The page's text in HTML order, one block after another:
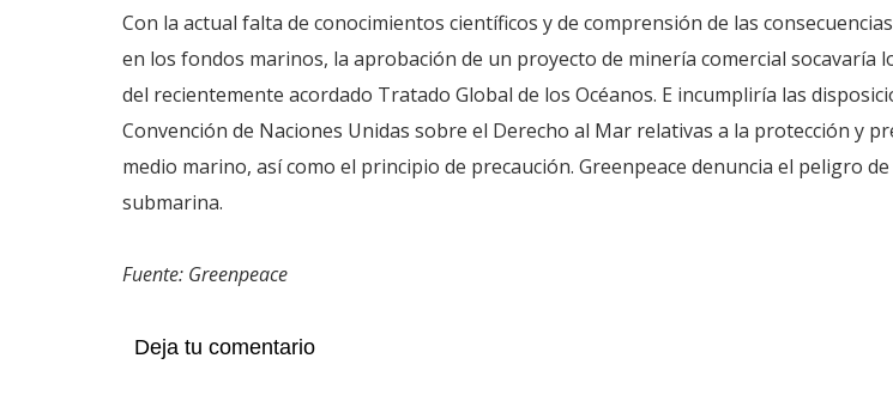
Con la actual falta de conocimientos científicos y de comprensión de las
en los fondos marinos, la aprobación de un proyecto de minería comercial socavaría
del recientemente acordado Tratado Global de los Océanos. E incumpliría las
Convención de Naciones Unidas sobre el Derecho al Mar relativas a la protección y
medio marino, así como el principio de precaución. Greenpeace denuncia el peligro
submarina.
Fuente: Greenpeace
Deja tu comentario